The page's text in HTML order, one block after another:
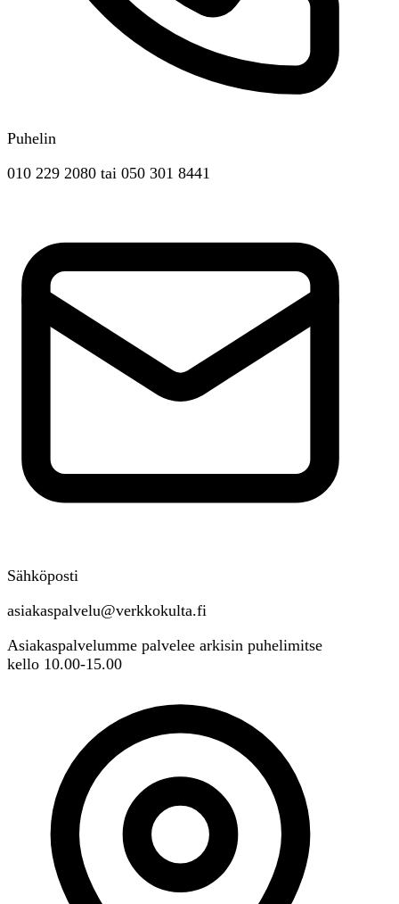
Puhelin
010 229 2080 tai 050 301 8441
Sähköposti
asiakaspalvelu@verkkokulta.fi
Asiakaspalvelumme palvelee arkisin puhelimitse
kello 10.00-15.00